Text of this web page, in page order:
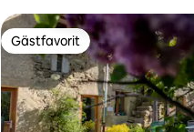
Gästfavorit
Gästfavorit